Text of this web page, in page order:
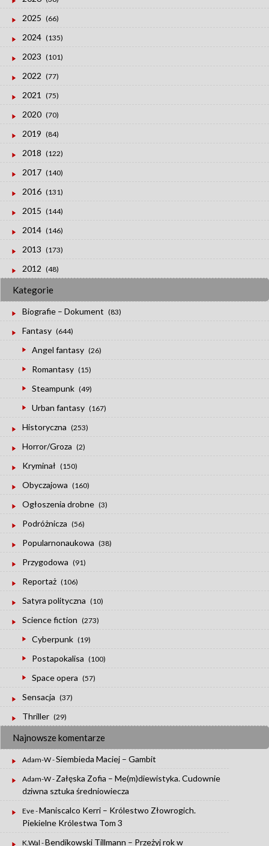
2025 (66)
2024 (135)
2023 (101)
2022 (77)
2021 (75)
2020 (70)
2019 (84)
2018 (122)
2017 (140)
2016 (131)
2015 (144)
2014 (146)
2013 (173)
2012 (48)
Kategorie
Biografie – Dokument (83)
Fantasy (644)
Angel fantasy (26)
Romantasy (15)
Steampunk (49)
Urban fantasy (167)
Historyczna (253)
Horror/Groza (2)
Kryminał (150)
Obyczajowa (160)
Ogłoszenia drobne (3)
Podróżnicza (56)
Popularnonaukowa (38)
Przygodowa (91)
Reportaż (106)
Satyra polityczna (10)
Science fiction (273)
Cyberpunk (19)
Postapokalisa (100)
Space opera (57)
Sensacja (37)
Thriller (29)
Najnowsze komentarze
Adam-W-Siembieda Maciej – Gambit
Adam-W- Załęska Zofia – Me(m)diewistyka. Cudownie
dziwna sztuka średniowiecza
Eve-Maniscalco Kerri – Królestwo Złowrogich.
Piekielne Królestwa Tom 3
K.Wal -Bendikowski Tillmann – Przeżyj rok w